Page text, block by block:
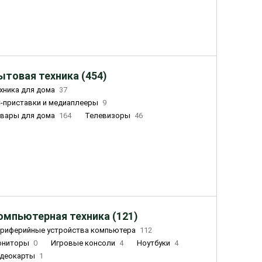
техника (454)
для дома 37
приставки и медиаплееры
9
для дома 164 Телевизоры 46
техника (121)
устройства компьютера 112
0 Игровые консоли 4 Ноутбуки 4
1